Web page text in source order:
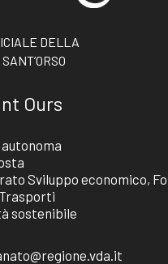
DELLA
Ours
Sviluppo economico,
sostenibile